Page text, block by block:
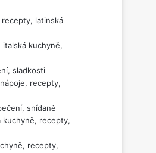
latinská
kuchyně,
sladkosti
recepty,
snídaně
kuchyně, recepty,
recepty,